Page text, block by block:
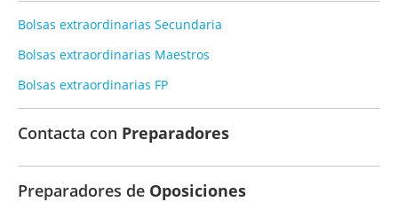
Bolsas extraordinarias Secundaria
Bolsas extraordinarias Maestros
Bolsas extraordinarias FP
Contacta con Preparadores
Preparadores de Oposiciones